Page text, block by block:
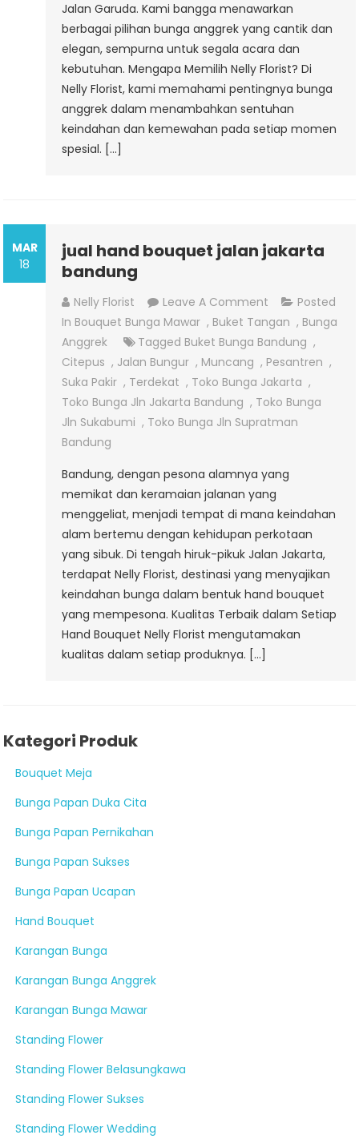
Jalan Garuda. Kami bangga menawarkan
berbagai pilihan bunga anggrek yang cantik dan
elegan, sempurna untuk segala acara dan
kebutuhan. Mengapa Memilih Nelly Florist? Di
Nelly Florist, kami memahami pentingnya bunga
anggrek dalam menambahkan sentuhan
keindahan dan kemewahan pada setiap momen
spesial. […]
MAR
18
jual hand bouquet jalan jakarta
bandung
Nelly Florist Leave A Comment On
Jual
Hand
Bouquet
Jalan
Jakarta
Bandung
Posted
In Bouquet Bunga Mawar , Buket Tangan , Bunga
Anggrek
Tagged Buket Bunga Bandung ,
Citepus , Jalan Bungur , Muncang , Pesantren ,
Suka Pakir , Terdekat , Toko Bunga Jakarta ,
Toko Bunga Jln Jakarta Bandung , Toko Bunga
Jln Sukabumi , Toko Bunga Jln Supratman
Bandung
Bandung, dengan pesona alamnya yang
memikat dan keramaian jalanan yang
menggeliat, menjadi tempat di mana keindahan
alam bertemu dengan kehidupan perkotaan
yang sibuk. Di tengah hiruk-pikuk Jalan Jakarta,
terdapat Nelly Florist, destinasi yang menyajikan
keindahan bunga dalam bentuk hand bouquet
yang mempesona. Kualitas Terbaik dalam Setiap
Hand Bouquet Nelly Florist mengutamakan
kualitas dalam setiap produknya. […]
Kategori Produk
Bouquet Meja
Bunga Papan Duka Cita
Bunga Papan Pernikahan
Bunga Papan Sukses
Bunga Papan Ucapan
Hand Bouquet
Karangan Bunga
Karangan Bunga Anggrek
Karangan Bunga Mawar
Standing Flower
Standing Flower Belasungkawa
Standing Flower Sukses
Standing Flower Wedding